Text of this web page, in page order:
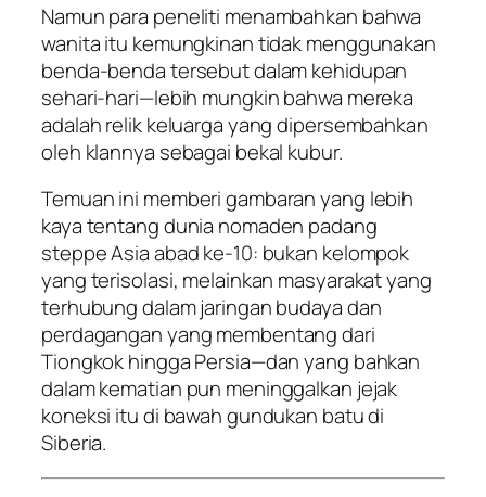
Namun para peneliti menambahkan bahwa
wanita itu kemungkinan tidak menggunakan
benda-benda tersebut dalam kehidupan
sehari-hari—lebih mungkin bahwa mereka
adalah relik keluarga yang dipersembahkan
oleh klannya sebagai bekal kubur.
Temuan ini memberi gambaran yang lebih
kaya tentang dunia nomaden padang
steppe Asia abad ke-10: bukan kelompok
yang terisolasi, melainkan masyarakat yang
terhubung dalam jaringan budaya dan
perdagangan yang membentang dari
Tiongkok hingga Persia—dan yang bahkan
dalam kematian pun meninggalkan jejak
koneksi itu di bawah gundukan batu di
Siberia.